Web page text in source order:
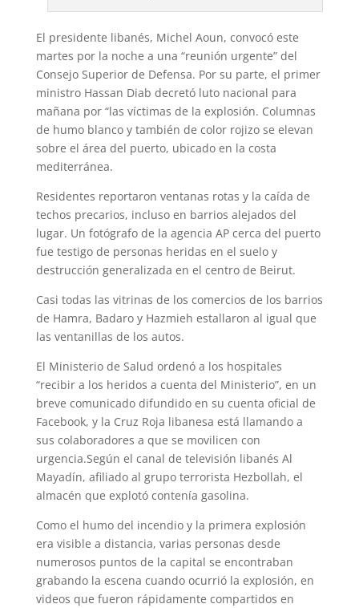
El presidente libanés, Michel Aoun, convocó este
martes por la noche a una “reunión urgente” del
Consejo Superior de Defensa. Por su parte, el primer
ministro Hassan Diab decretó luto nacional para
mañana por “las víctimas de la explosión. Columnas
de humo blanco y también de color rojizo se elevan
sobre el área del puerto, ubicado en la costa
mediterránea.
Residentes reportaron ventanas rotas y la caída de
techos precarios, incluso en barrios alejados del
lugar. Un fotógrafo de la agencia AP cerca del puerto
fue testigo de personas heridas en el suelo y
destrucción generalizada en el centro de Beirut.
Casi todas las vitrinas de los comercios de los barrios
de Hamra, Badaro y Hazmieh estallaron al igual que
las ventanillas de los autos.
El Ministerio de Salud ordenó a los hospitales
“recibir a los heridos a cuenta del Ministerio”, en un
breve comunicado difundido en su cuenta oficial de
Facebook, y la Cruz Roja libanesa está llamando a
sus colaboradores a que se movilicen con
urgencia.Según el canal de televisión libanés Al
Mayadín, afiliado al grupo terrorista Hezbollah, el
almacén que explotó contenía gasolina.
Como el humo del incendio y la primera explosión
era visible a distancia, varias personas desde
numerosos puntos de la capital se encontraban
grabando la escena cuando ocurrió la explosión, en
videos que fueron rápidamente compartidos en